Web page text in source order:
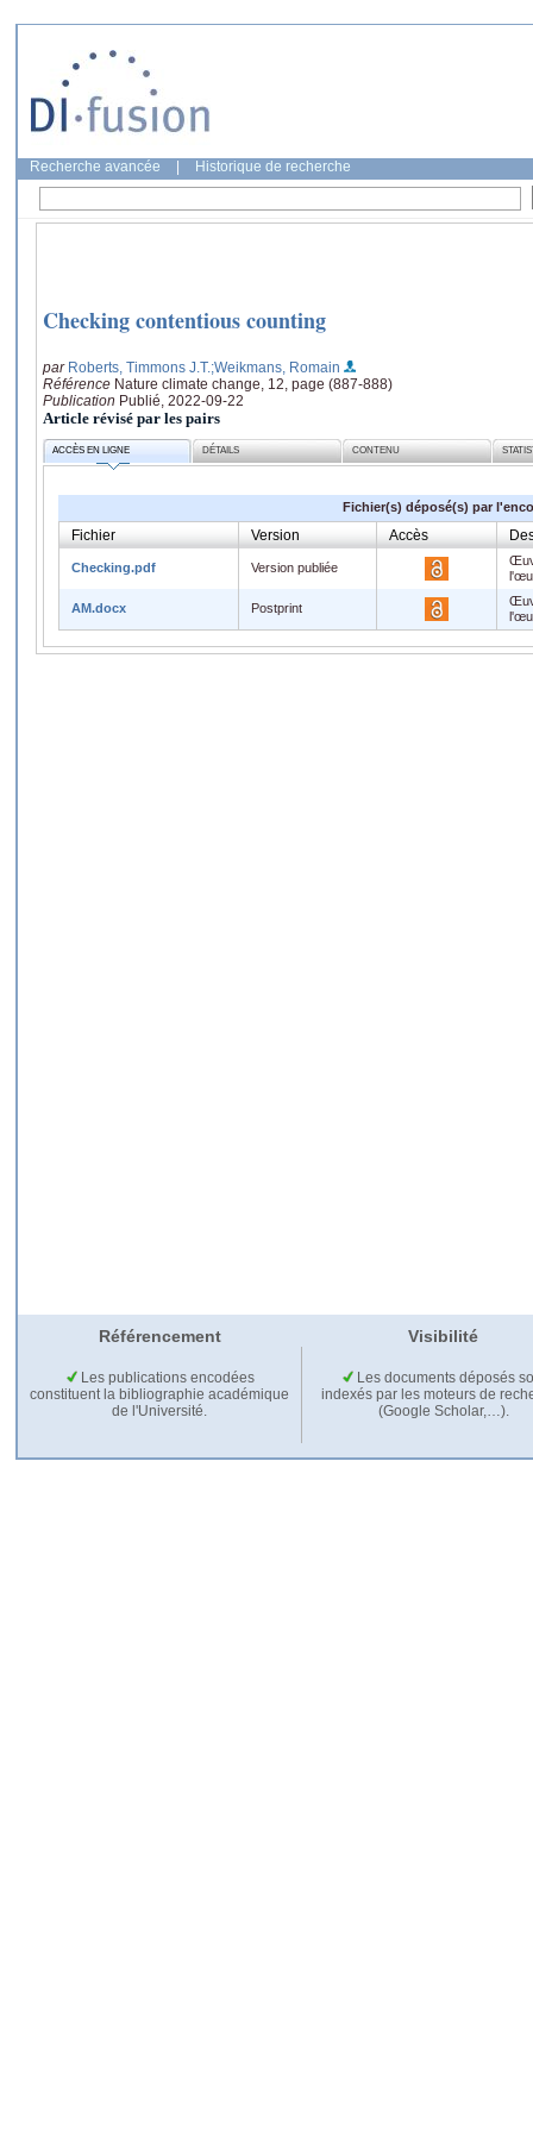
Recherche avancée Historique de recherche
Checking contentious counting
par Roberts, Timmons J.T. ;Weikmans, Romain
Référence Nature climate change, 12, page (887-888)
Publication Publié, 2022-09-22
Article révisé par les pairs
ACCÈS EN LIGNE DÉTAILS CONTENU
Fichier(s) déposé(s) par
Fichier Version Accès
Checking.pdf Version publiée
AM.docx Postprint
Référencement Visibilité
Les publications encodées
constituent la bibliographie académique
de l'Université.
Les documents déposés
indexés par les moteurs de
(Google Scholar,…).